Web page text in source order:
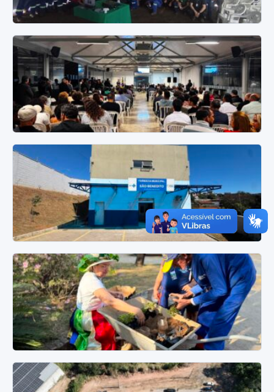
5 de agosto de 2026
Santa Luzia participa da SIPATMA da Açoforja
com palestra sobre mudanças climáticas
A Secretaria Municipal de Meio Ambiente de Santa Luzia
participou da Semana Interna de Prevenção de Acidentes
do…
3 de agosto de 2026
Prefeitura de Santa Luzia lança programa para
impulsionar o desenvolvimento
Iniciativa busca atrair investimentos, gerar empregos e
fortalecer a gestão do patrimônio público A Prefeitura de
Santa Luzia…
17 de julho de 2026
Nova Farmácia Municipal amplia acesso e
qualifica atendimento em São Benedito
A Prefeitura de Santa Luzia inaugurou a nova Farmácia
Municipal do bairro São Benedito, um espaço estruturado
para…
9 de julho de 2026
Projeto Guardiões da Natureza fortalece a